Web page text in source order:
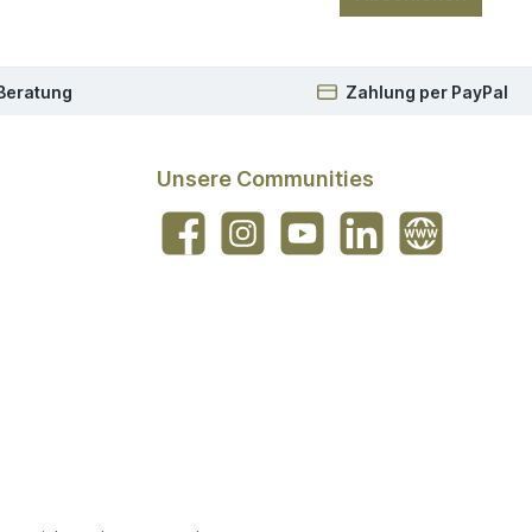
Zahlung per PayPal
Unsere Communities
FacebookInstagramYouTubeLinkedInWebsite